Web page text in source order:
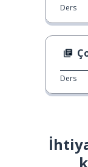
Ders
Ders